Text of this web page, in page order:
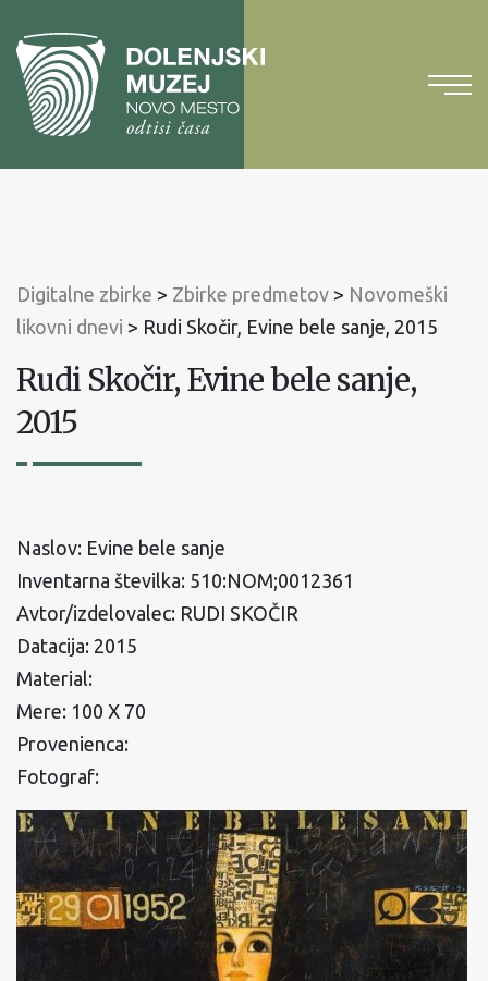
vsebinoNa
glavni
meni
Digitalne zbirke > Zbirke predmetov > Novomeški
likovni dnevi > Rudi Skočir, Evine bele sanje, 2015
Rudi Skočir, Evine bele sanje,
2015
Naslov: Evine bele sanje
Inventarna številka: 510:NOM;0012361
Avtor/izdelovalec: RUDI SKOČIR
Datacija: 2015
Material:
Mere: 100 X 70
Provenienca:
Fotograf: